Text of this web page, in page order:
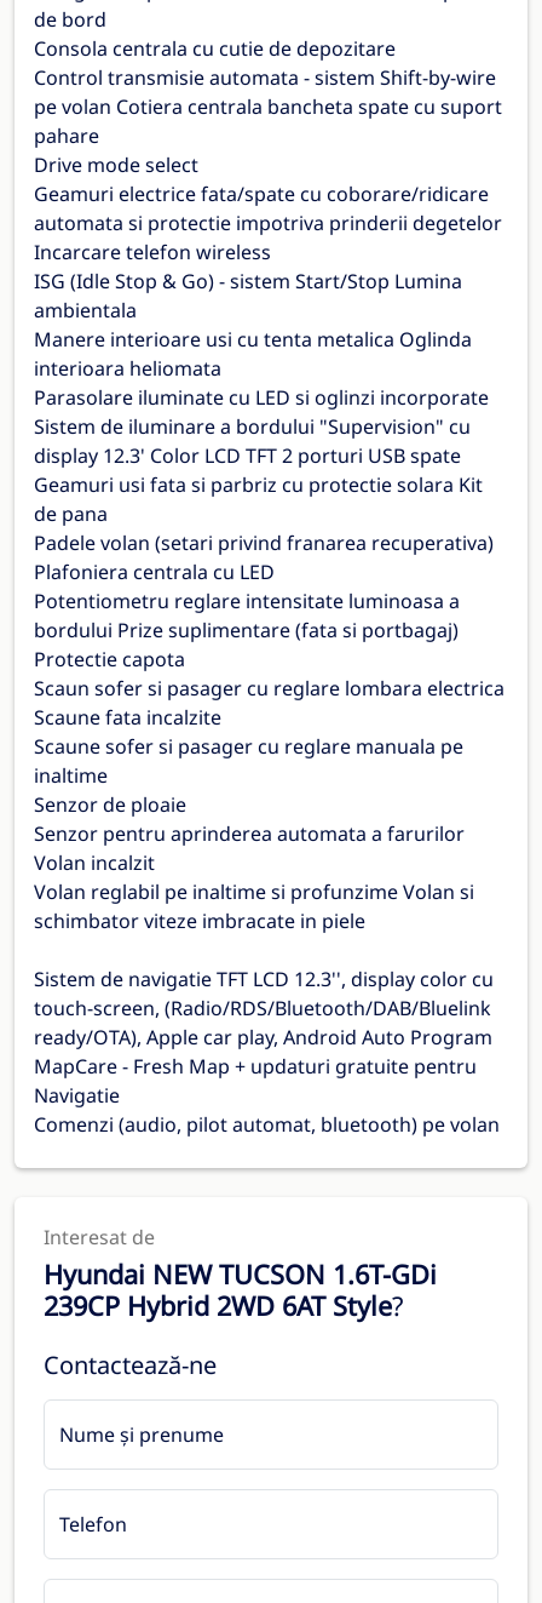
de bord
Consola centrala cu cutie de depozitare
Control transmisie automata - sistem Shift-by-wire
pe volan Cotiera centrala bancheta spate cu suport
pahare
Drive mode select
Geamuri electrice fata/spate cu coborare/ridicare
automata si protectie impotriva prinderii degetelor
Incarcare telefon wireless
ISG (Idle Stop & Go) - sistem Start/Stop Lumina
ambientala
Manere interioare usi cu tenta metalica Oglinda
interioara heliomata
Parasolare iluminate cu LED si oglinzi incorporate
Sistem de iluminare a bordului "Supervision" cu
display 12.3' Color LCD TFT 2 porturi USB spate
Geamuri usi fata si parbriz cu protectie solara Kit
de pana
Padele volan (setari privind franarea recuperativa)
Plafoniera centrala cu LED
Potentiometru reglare intensitate luminoasa a
bordului Prize suplimentare (fata si portbagaj)
Protectie capota
Scaun sofer si pasager cu reglare lombara electrica
Scaune fata incalzite
Scaune sofer si pasager cu reglare manuala pe
inaltime
Senzor de ploaie
Senzor pentru aprinderea automata a farurilor
Volan incalzit
Volan reglabil pe inaltime si profunzime Volan si
schimbator viteze imbracate in piele
Sistem de navigatie TFT LCD 12.3'', display color cu
touch-screen, (Radio/RDS/Bluetooth/DAB/Bluelink
ready/OTA), Apple car play, Android Auto Program
MapCare - Fresh Map + updaturi gratuite pentru
Navigatie
Comenzi (audio, pilot automat, bluetooth) pe volan
Interesat de
Hyundai NEW TUCSON 1.6T-GDi
239CP Hybrid 2WD 6AT Style?
Contactează-ne
Nume și prenume
Telefon